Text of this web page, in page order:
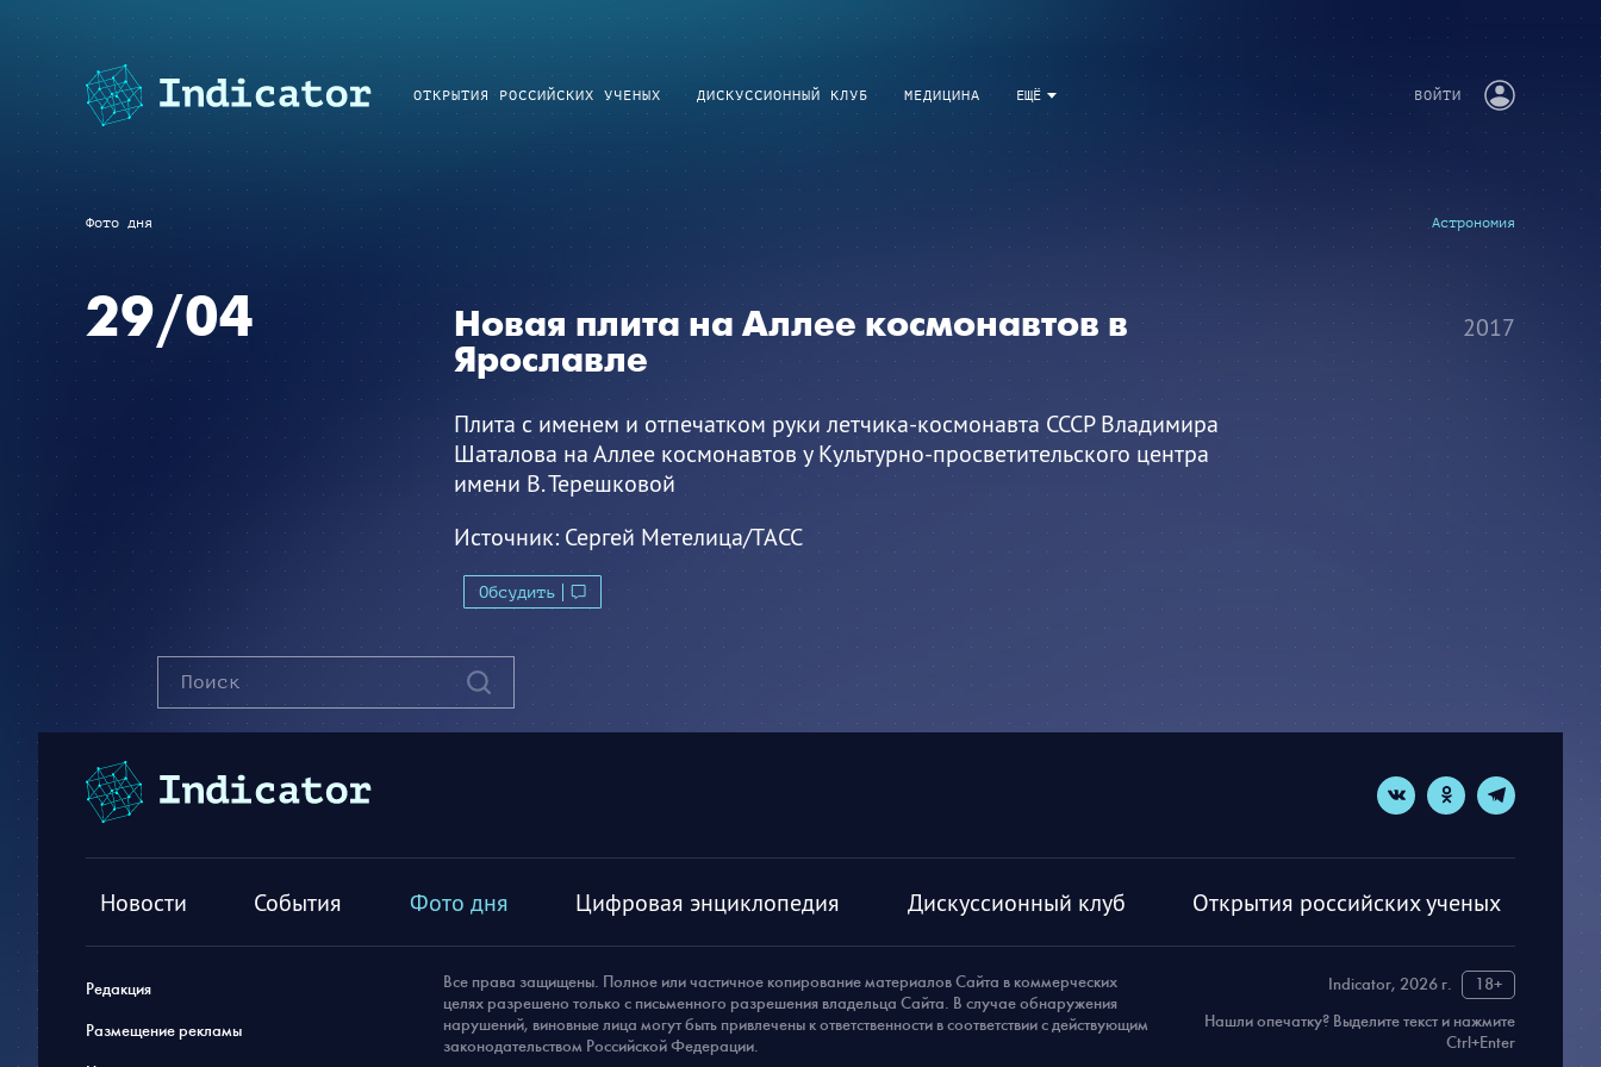
ЕЩЁ
ОТКРЫТИЯ РОССИЙСКИХ УЧЕНЫХ ДИСКУССИОННЫЙ КЛУБ МЕДИЦИНА ВОЙТИ
Фото дня Астрономия
29/04
Новая плита на Аллее космонавтов в
Ярославле
Плита с именем и отпечатком руки летчика-космонавта СССР Владимира
Шаталова на Аллее космонавтов у Культурно-просветительского центра
имени В. Терешковой
Источник: Сергей Метелица/ТАСС
Обсудить
2017
Новости События Фото дня Цифровая энциклопедия Дискуссионный клуб Открытия российских ученых
Редакция
Размещение рекламы
Indicator, 2026 г.
18+
Нашли опечатку? Выделите текст и нажмите
Ctrl+Enter
Все права защищены. Полное или частичное копирование материалов Сайта в коммерческих
целях разрешено только с письменного разрешения владельца Сайта. В случае обнаружения
нарушений, виновные лица могут быть привлечены к ответственности в соответствии с действующим
законодательством Российской Федерации.